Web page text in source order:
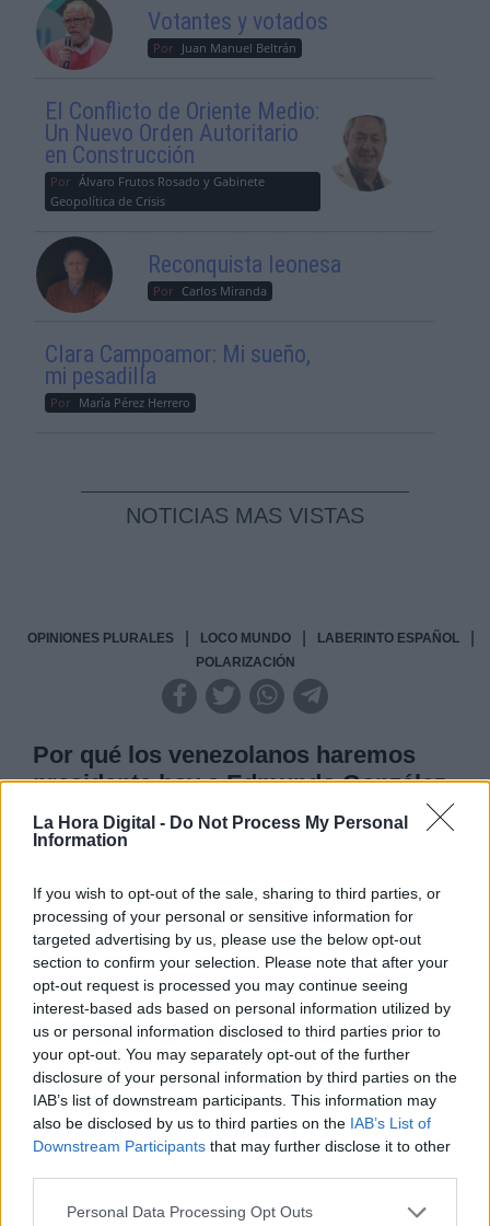
La Hora Digital - Do Not Process My Personal
Information
If you wish to opt-out of the sale, sharing to third parties, or
processing of your personal or sensitive information for
targeted advertising by us, please use the below opt-out
section to confirm your selection. Please note that after your
opt-out request is processed you may continue seeing
interest-based ads based on personal information utilized by
us or personal information disclosed to third parties prior to
your opt-out. You may separately opt-out of the further
disclosure of your personal information by third parties on the
IAB’s list of downstream participants. This information may
also be disclosed by us to third parties on the IAB’s List of
Downstream Participants that may further disclose it to other
Personal Data Processing Opt Outs
Votantes y votados
Por Juan Manuel Beltrán
El Conflicto de Oriente Medio:
Un Nuevo Orden Autoritario
en Construcción
Por Álvaro Frutos Rosado y Gabinete
Geopolítica de Crisis
Reconquista leonesa
Por Carlos Miranda
Clara Campoamor: Mi sueño,
mi pesadilla
Por María Pérez Herrero
NOTICIAS MAS VISTAS
OPINIONES PLURALES LOCO MUNDO LABERINTO ESPAÑOL
POLARIZACIÓN
Por qué los venezolanos haremos
presidente hoy a Edmundo González
Urrutia
jornada electoral de hoy -lo que proyectan las
encuestas es que de cada 10 votos, 8 serán a
favor del candidato de la oposición democrática-,
se ha producido una victoria política de
extraordinaria revulsión estratégica: se ha
producido una movimiento creciente de apoyo a la
dupla María Corina Machado y González Urrutia,
que ha sacudido a su paso, cada punto de la
geografía venezolana.
AUTOR MIGUEL HENRIQUE OTERO
Mas artículos del mismo autor/a
VIERNES, 26 JULIO 2024